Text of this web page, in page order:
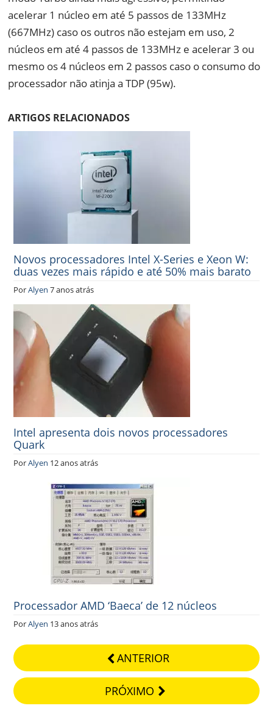
acelerar 1 núcleo em até 5 passos de 133MHz
(667MHz) caso os outros não estejam em uso, 2
núcleos em até 4 passos de 133MHz e acelerar 3 ou
mesmo os 4 núcleos em 2 passos caso o consumo do
processador não atinja a TDP (95w).
ARTIGOS RELACIONADOS
Novos processadores Intel X-Series e Xeon W:
duas vezes mais rápido e até 50% mais barato
PorAlyen 7 anos atrás
Intel apresenta dois novos processadores
Quark
PorAlyen 12 anos atrás
Processador AMD ‘Baeca’ de 12 núcleos
PorAlyen 13 anos atrás
ANTERIOR
PRÓXIMO